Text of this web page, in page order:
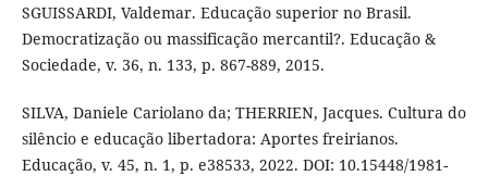
SGUISSARDI, Valdemar. Educação superior no Brasil.
Democratização ou massificação mercantil?. Educação &
Sociedade, v. 36, n. 133, p. 867-889, 2015.
SILVA, Daniele Cariolano da; THERRIEN, Jacques. Cultura do
silêncio e educação libertadora: Aportes freirianos.
Educação, v. 45, n. 1, p. e38533, 2022. DOI: 10.15448/1981-